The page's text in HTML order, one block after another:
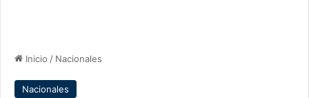
Inicio / Nacionales
Nacionales